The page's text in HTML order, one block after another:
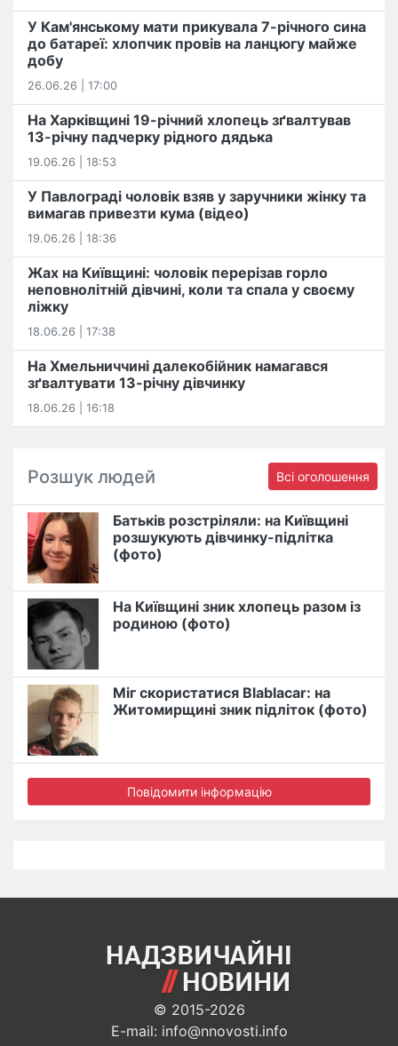
У Кам'янському мати прикувала 7-річного сина
до батареї: хлопчик провів на ланцюгу майже
добу
26.06.26 | 17:00
На Харківщині 19-річний хлопець​ ️зґвалтував
13-річну падчерку рідного дядька
19.06.26 | 18:53
У Павлограді чоловік взяв у заручники жінку та
вимагав привезти кума (відео)
19.06.26 | 18:36
Жах на Київщині: чоловік перерізав горло
неповнолітній дівчині, коли та спала у своєму
ліжку
18.06.26 | 17:38
На Хмельниччині далекобійник намагався
зґвалтувати 13-річну дівчинку
18.06.26 | 16:18
Розшук людей Всі оголошення
Батьків розстріляли: на Київщині
розшукують дівчинку-підлітка
(фото)
На Київщині зник хлопець разом із
родиною (фото)
Міг скористатися Blablacar: на
Житомирщині зник підліток (фото)
Повідомити інформацію
© 2015-2026
E-mail: info@nnovosti.info